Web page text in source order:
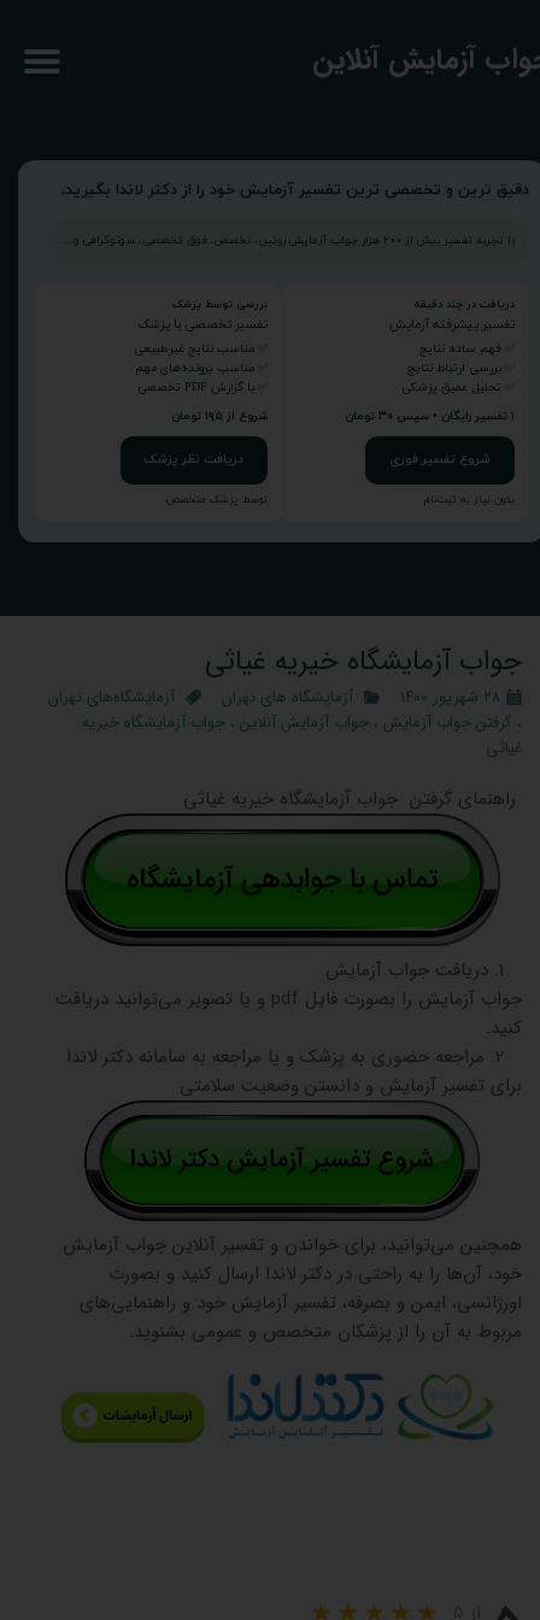
آزمایش آنلاین
دقیق ترین و تخصصی ترین تفسیر آزمایش خود را از دکتر لاندا بگیرید.
با تجربه تفسیر بیش از ۲۰۰ هزار جواب آزمایش روتین، تخصص، فوق تخصصی، سونوگرافی و...
دریافت در چند دقیقه
تفسیر پیشرفته آزمایش
✅ فهم ساده نتایج
✅ بررسی ارتباط نتایج
✅ تحلیل عمیق پزشکی
۱ تفسیر رایگان • سپس ۳۰ تومان
شروع تفسیر فوری
بدون نیاز به ثبت‌نام
بررسی توسط پزشک
تفسیر تخصصی با پزشک
✅ مناسب نتایج غیرطبیعی
✅ مناسب پرونده‌های مهم
✅ با گزارش PDF تخصصی
شروع از ۱۹۵ تومان
دریافت نظر پزشک
توسط پزشک متخصص
جواب آزمایشگاه خیریه غیاثی
۲۸ شهریور ۱۴۰۰ آزمایشگاه‌ های تهران
آزمایشگاه‌های تهران
، گرفتن جواب آزمایش ، جواب آزمایش آنلاین ، جواب آزمایشگاه خیریه
غیاثی
راهنمای گرفتن جواب آزمایشگاه خیریه غیاثی
جواب آزمایش را بصورت فایل pdf و یا تصویر می‌توانید دریافت
کنید.
2. مراجعه حضوری به پزشک و یا مراجعه به سامانه دکتر لاندا
برای تفسیر آزمایش و دانستن وضعیت سلامتی
همچنین می‌توانید، برای خواندن و تفسیر آنلاین جواب آزمایش
خود، آن‌ها را به راحتی در دکتر لاندا ارسال کنید و بصورت
اورژانسی، ایمن و بصرفه، تفسیر آزمایش خود و راهنمایی‌های
مربوط به آن را از پزشکان متخصص و عمومی بشنوید.